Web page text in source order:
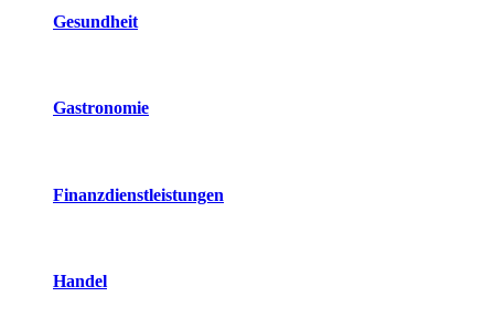
Gesundheit
Gastronomie
Finanzdienstleistungen
Handel